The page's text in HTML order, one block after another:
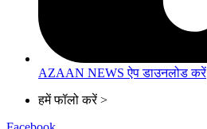
AZAAN NEWS ऐप डाउनलोड करें
हमें फॉलो करें >